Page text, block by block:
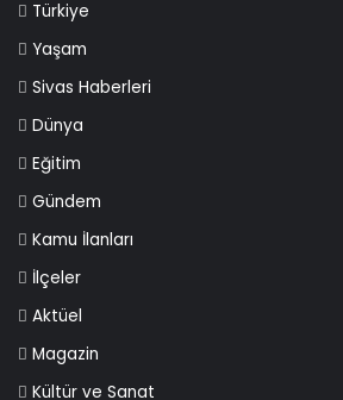
Türkiye
Yaşam
Sivas Haberleri
Dünya
Eğitim
Gündem
Kamu İlanları
İlçeler
Aktüel
Magazin
Kültür ve Sanat